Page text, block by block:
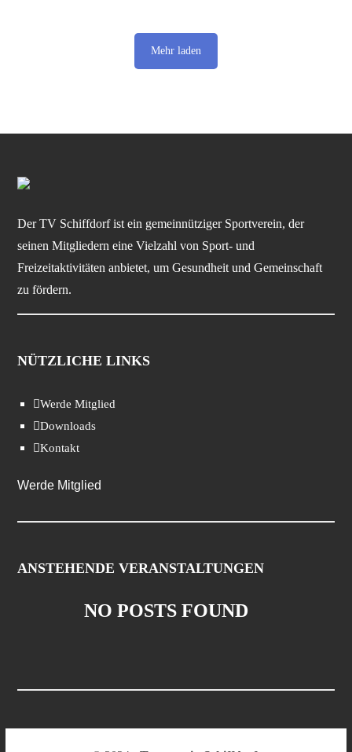
Mehr laden
Der TV Schiffdorf ist ein gemeinnütziger Sportverein, der
seinen Mitgliedern eine Vielzahl von Sport- und
Freizeitaktivitäten anbietet, um Gesundheit und Gemeinschaft
zu fördern.
NÜTZLICHE LINKS
Werde Mitglied
Downloads
Kontakt
Werde Mitglied
ANSTEHENDE VERANSTALTUNGEN
NO POSTS FOUND